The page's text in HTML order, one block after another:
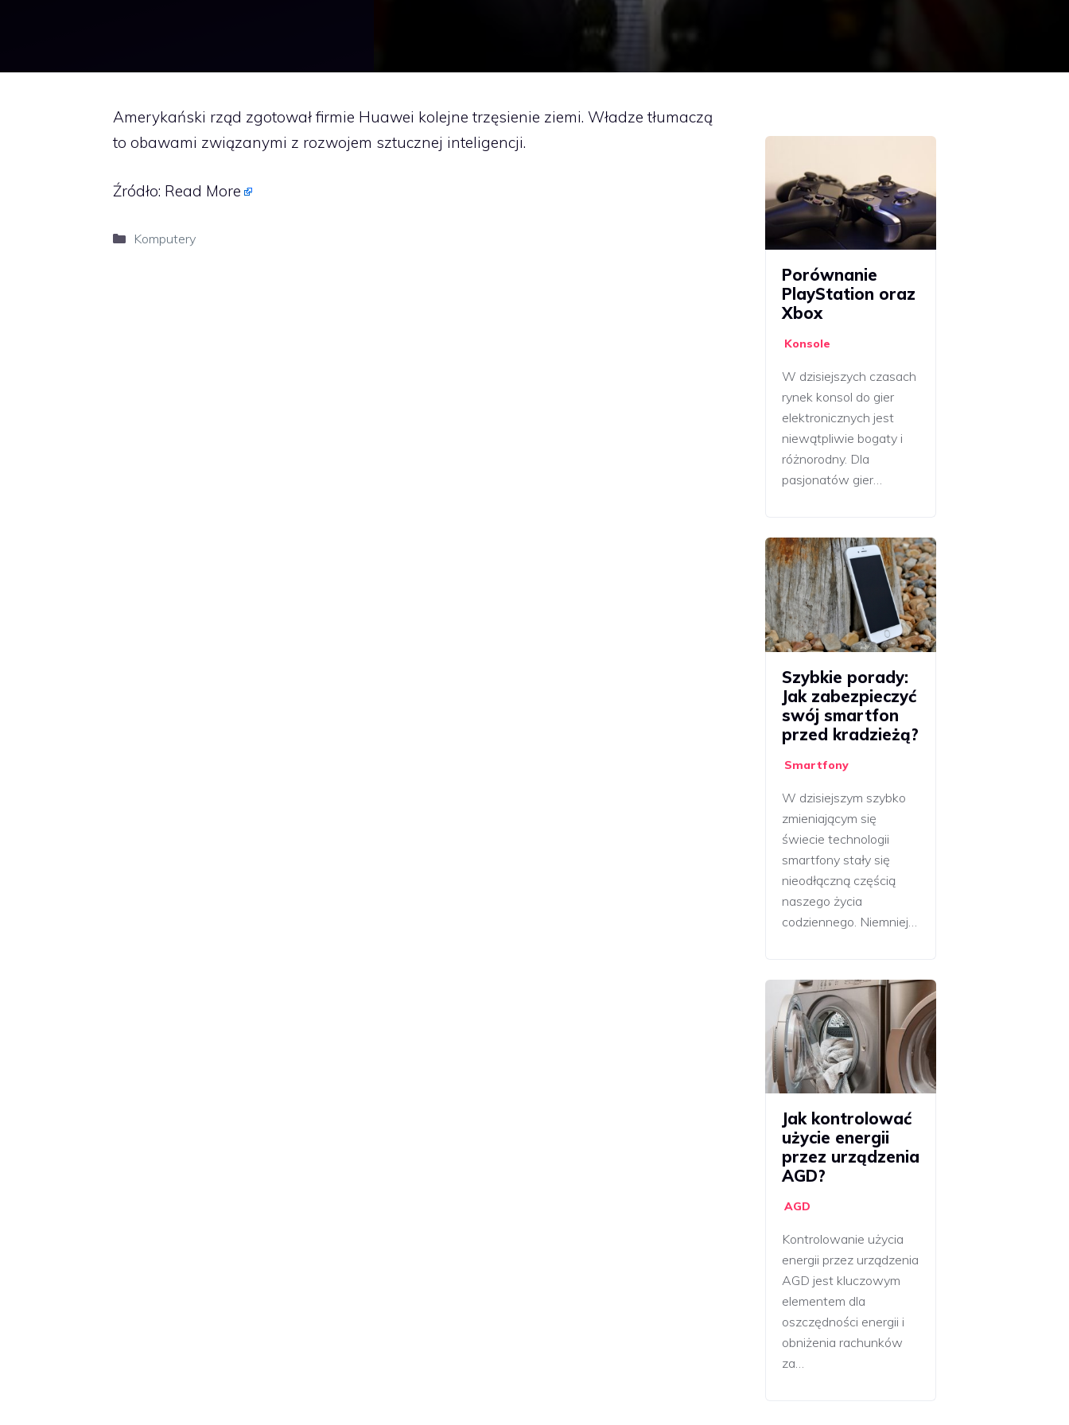
Amerykański rząd zgotował firmie Huawei kolejne trzęsienie ziemi. Władze tłumaczą
to obawami związanymi z rozwojem sztucznej inteligencji.
Źródło: Read More
Kategorie
Komputery
Porównanie
PlayStation oraz
Xbox
Konsole
W dzisiejszych czasach
rynek konsol do gier
elektronicznych jest
niewątpliwie bogaty i
różnorodny. Dla
pasjonatów gier…
Szybkie porady:
Jak zabezpieczyć
swój smartfon
przed kradzieżą?
Smartfony
W dzisiejszym szybko
zmieniającym się
świecie technologii
smartfony stały się
nieodłączną częścią
naszego życia
codziennego. Niemniej…
Jak kontrolować
użycie energii
przez urządzenia
AGD?
AGD
Kontrolowanie użycia
energii przez urządzenia
AGD jest kluczowym
elementem dla
oszczędności energii i
obniżenia rachunków
za…